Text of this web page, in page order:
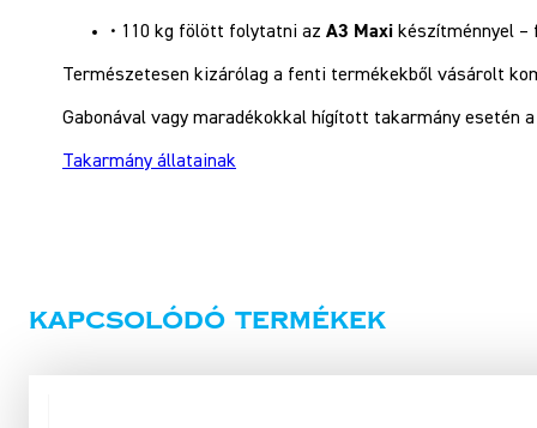
• 110 kg fölött folytatni az A3 Maxi készítménnyel
Természetesen kizárólag a fenti termékekből vásárolt
Gabonával vagy maradékokkal hígított takarmány esetén
Takarmány állatainak
Kapcsolódó termékek